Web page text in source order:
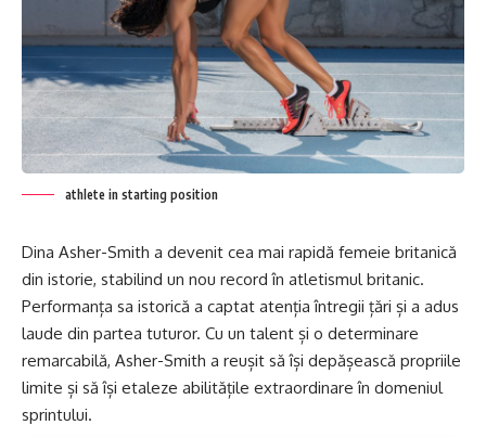
athlete in starting position
Dina Asher-Smith a devenit cea mai rapidă femeie britanică
din istorie, stabilind un nou record în atletismul britanic.
Performanța sa istorică a captat atenția întregii țări și a adus
laude din partea tuturor. Cu un talent și o determinare
remarcabilă, Asher-Smith a reușit să își depășească propriile
limite și să își etaleze abilitățile extraordinare în domeniul
sprintului.